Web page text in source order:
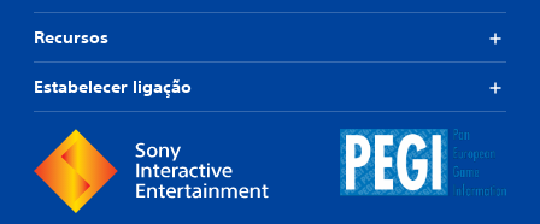
Recursos
Estabelecer ligação